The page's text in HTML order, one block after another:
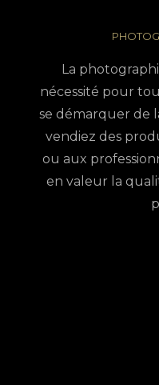
La
nécessité pour
se démarquer de
vendiez des
ou aux
en valeur la